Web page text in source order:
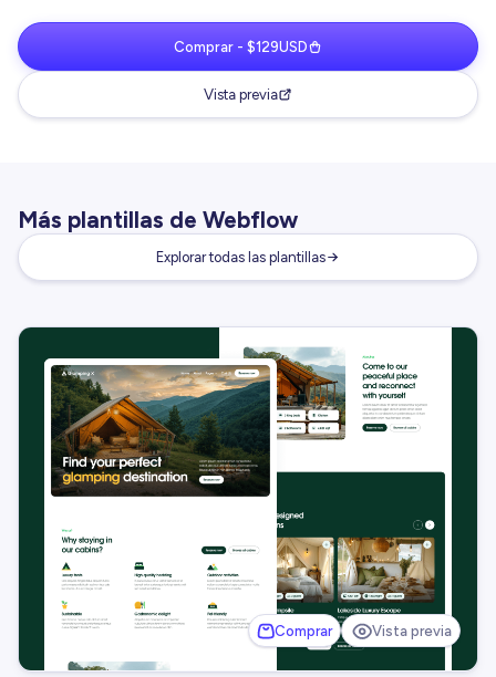
Comprar - $129USD
Vista previa
Más plantillas de Webflow
Explorar todas las plantillas
Comprar Vista previa